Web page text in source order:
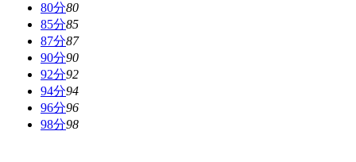
80分80
85分85
87分87
90分90
92分92
94分94
96分96
98分98